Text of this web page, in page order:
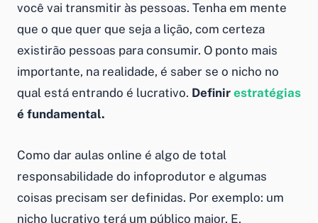
você vai transmitir às pessoas. Tenha em mente
que o que quer que seja a lição, com certeza
existirão pessoas para consumir. O ponto mais
importante, na realidade, é saber se o nicho no
qual está entrando é lucrativo. Definir estratégias
é fundamental.
Como dar aulas online é algo de total
responsabilidade do infoprodutor e algumas
coisas precisam ser definidas. Por exemplo: um
nicho lucrativo terá um público maior. E,